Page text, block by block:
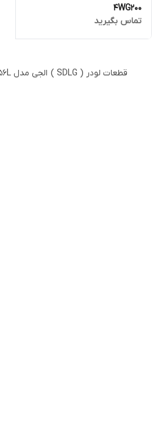
4WG200
تماس بگیرید
قطعات لودر ( SDLG ) الجی مدل LG956L